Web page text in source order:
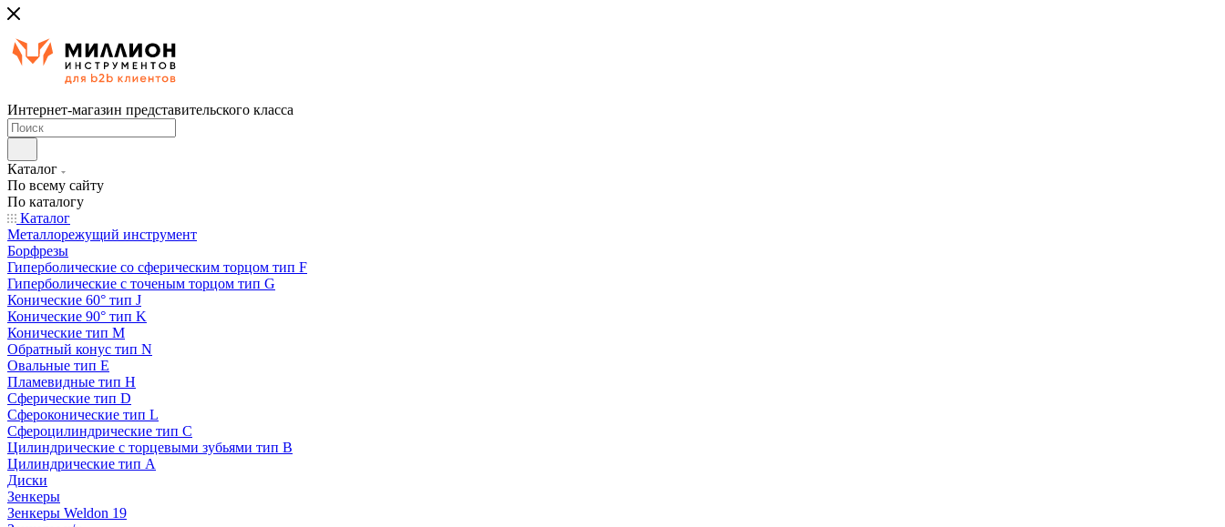
Интернет-магазин представительского класса
Каталог
По всему сайту
По каталогу
Каталог
Металлорежущий инструмент
Борфрезы
Гиперболические cо сферическим торцом тип F
Гиперболические с точеным торцом тип G
Конические 60° тип J
Конические 90° тип K
Конические тип M
Обратный конус тип N
Овальные тип E
Пламевидные тип H
Сферические тип D
Сфероконические тип L
Сфероцилиндрические тип C
Цилиндрические с торцевыми зубьями тип B
Цилиндрические тип А
Диски
Зенкеры
Зенкеры Weldon 19